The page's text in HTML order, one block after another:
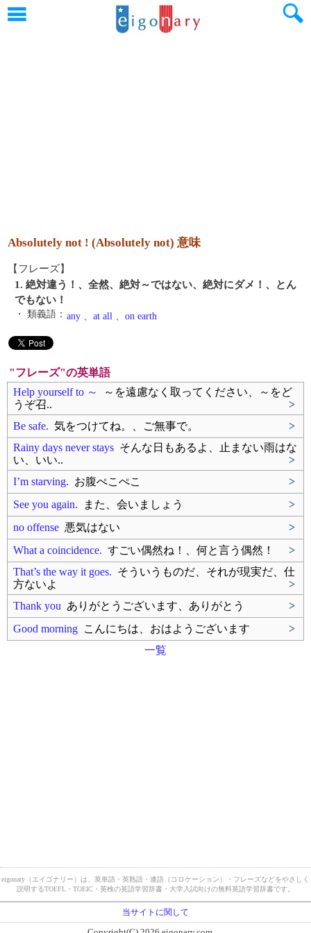
Absolutely not ! (Absolutely not) 意味
【フレーズ】
1. 絶対違う！、全然、絶対～ではない、絶対にダメ！、とん
でもない！
・ 類義語： any 、 at all 、 on earth
"フレーズ"の英単語
Help yourself to ～
～を遠慮なく取ってください、～をど
うぞ召..
>
Be safe. 気をつけてね。、ご無事で。
>
Rainy days never stays そんな日もあるよ、止まない雨はな
い、いい..
>
I’m starving. お腹ぺこぺこ
>
See you again. また、会いましょう
>
no offense 悪気はない
>
What a coincidence. すごい偶然ね！、何と言う偶然！
>
That’s the way it goes. そういうものだ、それが現実だ、仕
方ないよ
>
Thank you ありがとうございます、ありがとう
>
Good morning こんにちは、おはようございます
>
一覧
eigonary（エイゴナリー）は、英単語・英熟語・連語（コロケーション）・フレーズなどをやさしく
説明するTOEFL・TOEIC・英検の英語学習辞書・大学入試向けの無料英語学習辞書です。
当サイトに関して